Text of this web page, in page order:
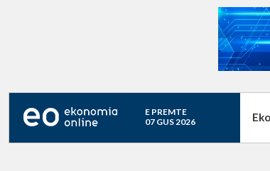
E PREMTE
07 GUS 2026